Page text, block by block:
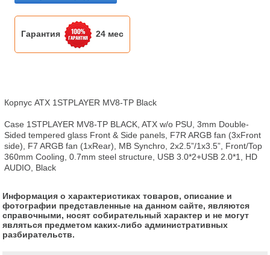
Гарантия 24 мес
Корпус ATX 1STPLAYER MV8-TP Black
Case 1STPLAYER MV8-TP BLACK, ATX w/o PSU, 3mm Double-
Sided tempered glass Front & Side panels, F7R ARGB fan (3xFront
side), F7 ARGB fan (1xRear), MB Synchro, 2x2.5”/1x3.5”, Front/Top
360mm Cooling, 0.7mm steel structure, USB 3.0*2+USB 2.0*1, HD
AUDIO, Black
Информация о характеристиках товаров, описание и
фотографии представленные на данном сайте, являются
справочными, носят собирательный характер и не могут
являться предметом каких-либо административных
разбирательств.